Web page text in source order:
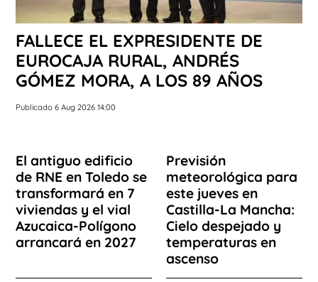
FALLECE EL EXPRESIDENTE DE
EUROCAJA RURAL, ANDRÉS
GÓMEZ MORA, A LOS 89 AÑOS
Publicado 6 Aug 2026 14:00
El antiguo edificio
de RNE en Toledo se
transformará en 7
viviendas y el vial
Azucaica-Polígono
arrancará en 2027
Previsión
meteorológica para
este jueves en
Castilla-La Mancha:
Cielo despejado y
temperaturas en
ascenso